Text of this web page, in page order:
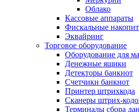
Облако
Кассовые аппараты
Фискальные
Эквайринг
Торговое оборудование
Оборудование для
Денежные ящики
Детекторы банкнот
Счетчики банкнот
Принтер штрихкода
Сканеры штрих-
Терминалы сбора